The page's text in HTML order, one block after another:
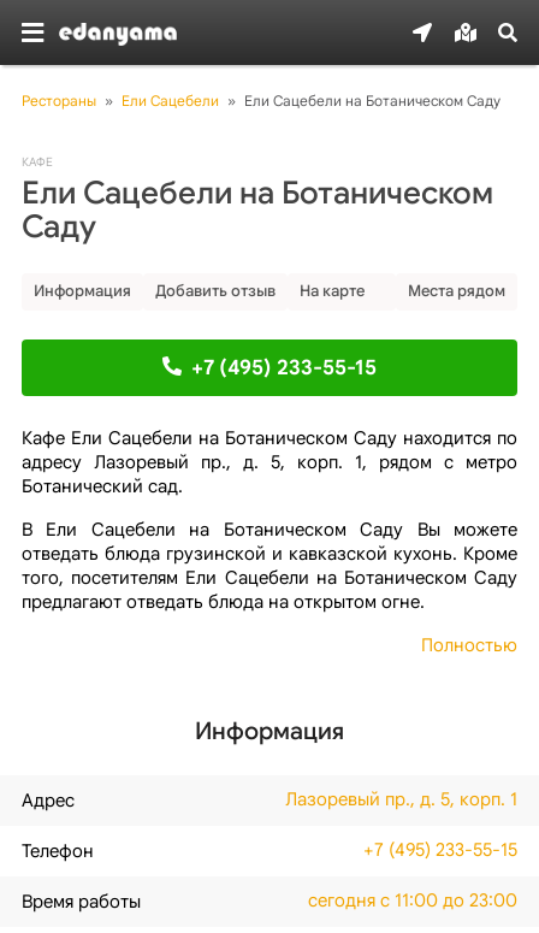
Рестораны » Ели Сацебели » Ели Сацебели на Ботаническом Саду
КАФЕ
Ели Сацебели на Ботаническом
Саду
Информация Добавить отзыв На карте Места рядом
+7 (495) 233-55-15
Кафе Ели Сацебели на Ботаническом Саду находится по
адресу Лазоревый пр., д. 5, корп. 1, рядом с метро
Ботанический сад.
В Ели Сацебели на Ботаническом Саду Вы можете
отведать блюда грузинской и кавказской кухонь. Кроме
того, посетителям Ели Сацебели на Ботаническом Саду
предлагают отведать блюда на открытом огне.
Полностью
Информация
Адрес Лазоревый пр., д. 5, корп. 1
Телефон +7 (495) 233-55-15
Время работы сегодня с 11:00 до 23:00